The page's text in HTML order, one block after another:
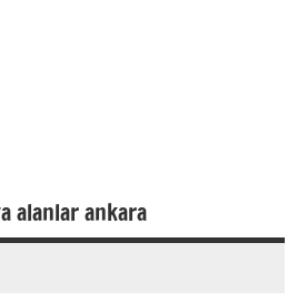
alanlar ankara